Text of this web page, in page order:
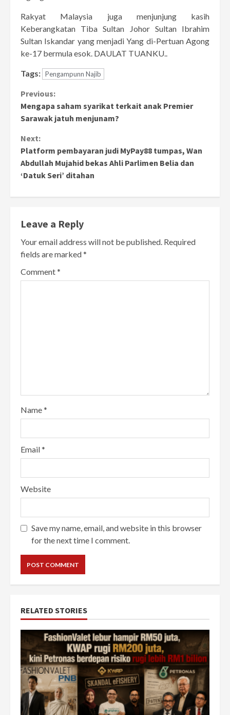
Rakyat Malaysia juga menjunjung kasih
Keberangkatan Tiba Sultan Johor Sultan Ibrahim
Sultan Iskandar yang menjadi Yang di-Pertuan Agong
ke-17 bermula esok. DAULAT TUANKU..
Tags: Pengampunn Najib
Continue
Reading
Previous:
Mengapa saham syarikat terkait anak Premier
Sarawak jatuh menjunam?
Next:
Platform pembayaran judi MyPay88 tumpas, Wan
Abdullah Mujahid bekas Ahli Parlimen Belia dan
‘Datuk Seri’ ditahan
Leave a Reply
Your email address will not be published. Required
fields are marked*
Comment*
Name*
Email*
Website
Save my name, email, and website in this browser
for the next time I comment.
RELATED STORIES